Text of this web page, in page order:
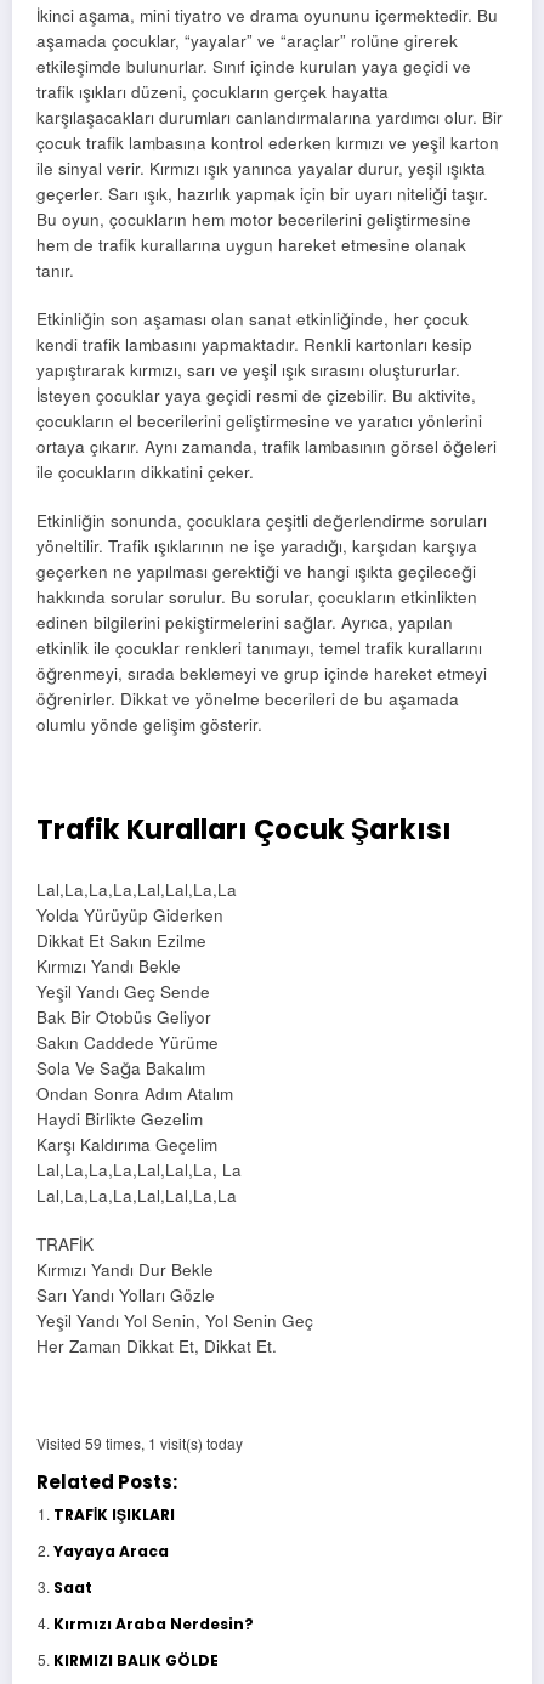
İkinci aşama, mini tiyatro ve drama oyununu içermektedir. Bu
aşamada çocuklar, “yayalar” ve “araçlar” rolüne girerek
etkileşimde bulunurlar. Sınıf içinde kurulan yaya geçidi ve
trafik ışıkları düzeni, çocukların gerçek hayatta
karşılaşacakları durumları canlandırmalarına yardımcı olur. Bir
çocuk trafik lambasına kontrol ederken kırmızı ve yeşil karton
ile sinyal verir. Kırmızı ışık yanınca yayalar durur, yeşil ışıkta
geçerler. Sarı ışık, hazırlık yapmak için bir uyarı niteliği taşır.
Bu oyun, çocukların hem motor becerilerini geliştirmesine
hem de trafik kurallarına uygun hareket etmesine olanak
tanır.
Etkinliğin son aşaması olan sanat etkinliğinde, her çocuk
kendi trafik lambasını yapmaktadır. Renkli kartonları kesip
yapıştırarak kırmızı, sarı ve yeşil ışık sırasını oluştururlar.
İsteyen çocuklar yaya geçidi resmi de çizebilir. Bu aktivite,
çocukların el becerilerini geliştirmesine ve yaratıcı yönlerini
ortaya çıkarır. Aynı zamanda, trafik lambasının görsel öğeleri
ile çocukların dikkatini çeker.
Etkinliğin sonunda, çocuklara çeşitli değerlendirme soruları
yöneltilir. Trafik ışıklarının ne işe yaradığı, karşıdan karşıya
geçerken ne yapılması gerektiği ve hangi ışıkta geçileceği
hakkında sorular sorulur. Bu sorular, çocukların etkinlikten
edinen bilgilerini pekiştirmelerini sağlar. Ayrıca, yapılan
etkinlik ile çocuklar renkleri tanımayı, temel trafik kurallarını
öğrenmeyi, sırada beklemeyi ve grup içinde hareket etmeyi
öğrenirler. Dikkat ve yönelme becerileri de bu aşamada
olumlu yönde gelişim gösterir.
Trafik Kuralları Çocuk Şarkısı
Lal,La,La,La,Lal,Lal,La,La
Yolda Yürüyüp Giderken
Dikkat Et Sakın Ezilme
Kırmızı Yandı Bekle
Yeşil Yandı Geç Sende
Bak Bir Otobüs Geliyor
Sakın Caddede Yürüme
Sola Ve Sağa Bakalım
Ondan Sonra Adım Atalım
Haydi Birlikte Gezelim
Karşı Kaldırıma Geçelim
Lal,La,La,La,Lal,Lal,La, La
Lal,La,La,La,Lal,Lal,La,La
TRAFİK
Kırmızı Yandı Dur Bekle
Sarı Yandı Yolları Gözle
Yeşil Yandı Yol Senin, Yol Senin Geç
Her Zaman Dikkat Et, Dikkat Et.
Visited 59 times, 1 visit(s) today
Related Posts:
TRAFİK IŞIKLARI
Yayaya Araca
Saat
Kırmızı Araba Nerdesin?
KIRMIZI BALIK GÖLDE